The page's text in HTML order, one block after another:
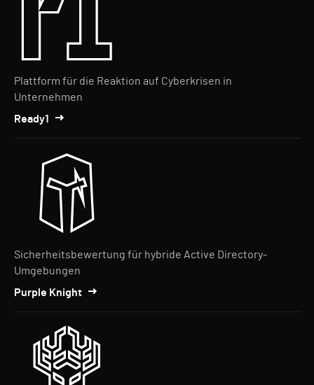
Plattform für die Reaktion auf Cyberkrisen in
Unternehmen
Ready1
Sicherheitsbewertung für hybride Active Directory-
Umgebungen
Purple Knight